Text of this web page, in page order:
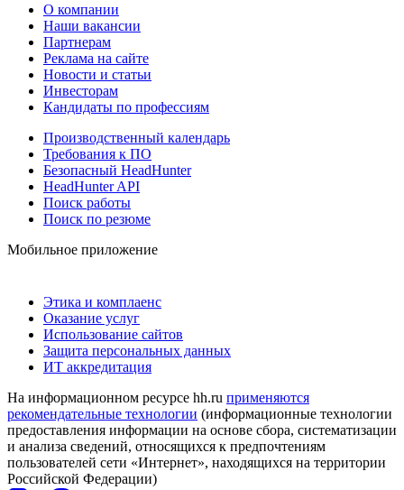
О компании
Наши вакансии
Партнерам
Реклама на сайте
Новости и статьи
Инвесторам
Кандидаты по профессиям
Производственный календарь
Требования к ПО
Безопасный HeadHunter
HeadHunter API
Поиск работы
Поиск по резюме
Мобильное приложение
Этика и комплаенс
Оказание услуг
Использование сайтов
Защита персональных данных
ИТ аккредитация
На информационном ресурсе hh.ru применяются
рекомендательные технологии (информационные технологии
предоставления информации на основе сбора, систематизации
и анализа сведений, относящихся к предпочтениям
пользователей сети «Интернет», находящихся на территории
Российской Федерации)